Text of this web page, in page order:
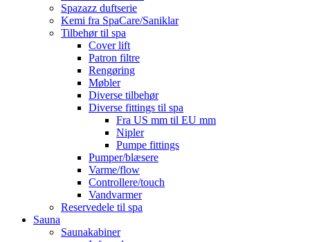
Spazazz duftserie
Kemi fra SpaCare/Saniklar
Tilbehør til spa
Cover lift
Patron filtre
Rengøring
Møbler
Diverse tilbehør
Diverse fittings til spa
Fra US mm til EU mm
Nipler
Pumpe fittings
Pumper/blæsere
Varme/flow
Controllere/touch
Vandvarmer
Reservedele til spa
Sauna
Saunakabiner